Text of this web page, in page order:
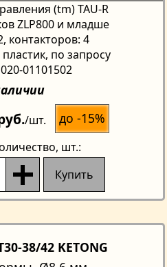
(tm) TAU-R
ZLP800 и младше
контакторов: 4
по запросу
01101502
/шт. до -15%
, шт.:
Купить
38/42 KETONG